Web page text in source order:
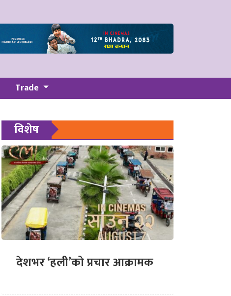
Trade
विशेष
देशभर ‘हली’को प्रचार आक्रामक